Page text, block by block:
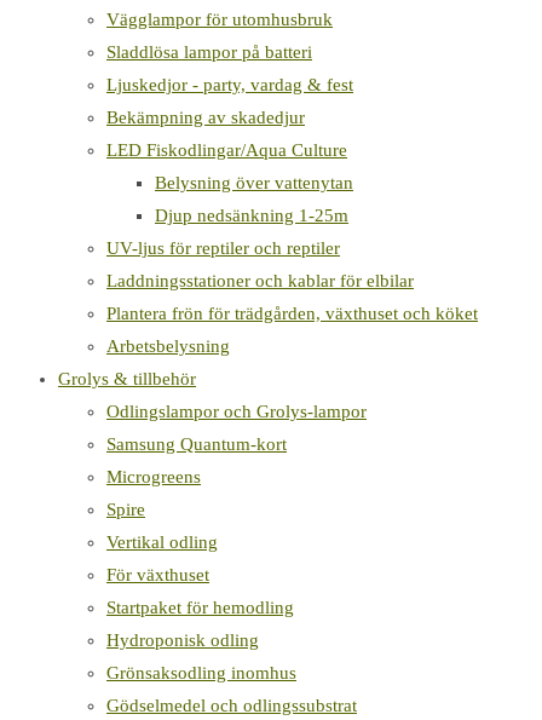
Vägglampor för utomhusbruk
Sladdlösa lampor på batteri
Ljuskedjor - party, vardag & fest
Bekämpning av skadedjur
LED Fiskodlingar/Aqua Culture
Belysning över vattenytan
Djup nedsänkning 1-25m
UV-ljus för reptiler och reptiler
Laddningsstationer och kablar för elbilar
Plantera frön för trädgården, växthuset och köket
Arbetsbelysning
Grolys & tillbehör
Odlingslampor och Grolys-lampor
Samsung Quantum-kort
Microgreens
Spire
Vertikal odling
För växthuset
Startpaket för hemodling
Hydroponisk odling
Grönsaksodling inomhus
Gödselmedel och odlingssubstrat